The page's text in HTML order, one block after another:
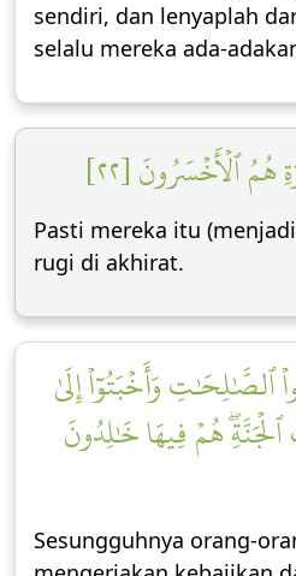
sendiri, dan lenyaplah
selalu mereka ada-
هُمُ ٱلۡأَخۡسَرُونَ [٢٢]
Pasti mereka itu
rugi di akhirat.
ٱلصَّٰلِحَٰتِ وَأَخۡبَتُوٓاْ إِلَىٰ
هُمۡ فِيهَا خَٰلِدُونَ
Sesungguhnya orang-